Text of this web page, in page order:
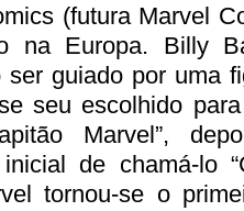
(futura Marvel
na Europa. Billy
ser guiado por uma
seu escolhido
Marvel”,
de chamá-lo
tornou-se o